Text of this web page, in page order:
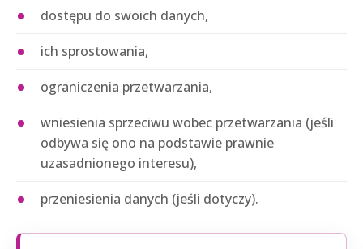
dostępu do swoich danych,
ich sprostowania,
ograniczenia przetwarzania,
wniesienia sprzeciwu wobec przetwarzania (jeśli
odbywa się ono na podstawie prawnie
uzasadnionego interesu),
przeniesienia danych (jeśli dotyczy).